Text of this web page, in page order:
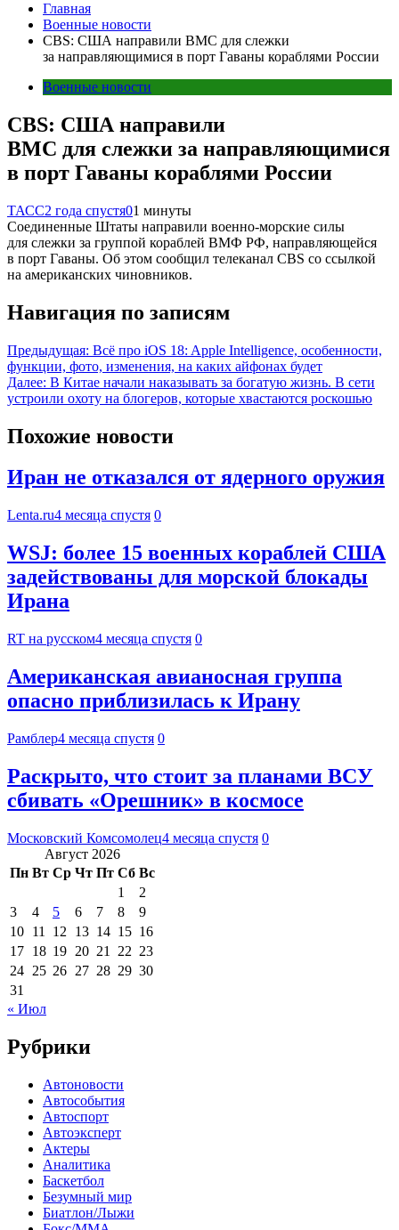
Главная
Военные новости
CBS: США направили ВМС для слежки
за направляющимися в порт Гаваны кораблями России
Военные новости
CBS: США направили
ВМС для слежки за направляющимися
в порт Гаваны кораблями России
ТАСС2 года спустя01 минуты
Соединенные Штаты направили военно-морские силы
для слежки за группой кораблей ВМФ РФ, направляющейся
в порт Гаваны. Об этом сообщил телеканал CBS со ссылкой
на американских чиновников.
Навигация по записям
Предыдущая: Всё про iOS 18: Apple Intelligence, особенности,
функции, фото, изменения, на каких айфонах будет
Далее: В Китае начали наказывать за богатую жизнь. В сети
устроили охоту на блогеров, которые хвастаются роскошью
Похожие новости
Иран не отказался от ядерного оружия
Lenta.ru4 месяца спустя 0
WSJ: более 15 военных кораблей США
задействованы для морской блокады
Ирана
RT на русском4 месяца спустя 0
Американская авианосная группа
опасно приблизилась к Ирану
Рамблер4 месяца спустя 0
Раскрыто, что стоит за планами ВСУ
сбивать «Орешник» в космосе
Московский Комсомолец4 месяца спустя 0
Август 2026
Пн Вт Ср Чт Пт Сб Вс
1
2
3
4 5 6 7 8
9
10 11 12 13 14 15 16
17 18 19 20 21 22 23
24 25 26 27 28 29 30
31
« Июл
Рубрики
Автоновости
Автособытия
Автоспорт
Автоэксперт
Актеры
Аналитика
Баскетбол
Безумный мир
Биатлон/Лыжи